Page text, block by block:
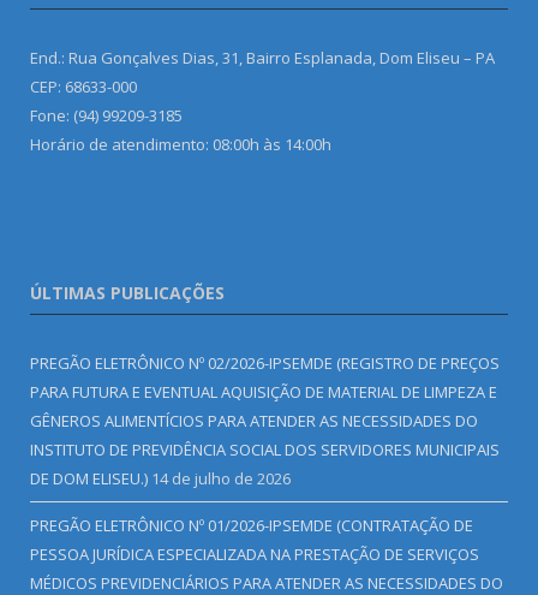
End.: Rua Gonçalves Dias, 31, Bairro Esplanada, Dom Eliseu – PA
CEP: 68633-000
Fone: (94) 99209-3185
Horário de atendimento: 08:00h às 14:00h
ÚLTIMAS PUBLICAÇÕES
PREGÃO ELETRÔNICO Nº 02/2026-IPSEMDE (REGISTRO DE PREÇOS
PARA FUTURA E EVENTUAL AQUISIÇÃO DE MATERIAL DE LIMPEZA E
GÊNEROS ALIMENTÍCIOS PARA ATENDER AS NECESSIDADES DO
INSTITUTO DE PREVIDÊNCIA SOCIAL DOS SERVIDORES MUNICIPAIS
DE DOM ELISEU.) 14 de julho de 2026
PREGÃO ELETRÔNICO Nº 01/2026-IPSEMDE (CONTRATAÇÃO DE
PESSOA JURÍDICA ESPECIALIZADA NA PRESTAÇÃO DE SERVIÇOS
MÉDICOS PREVIDENCIÁRIOS PARA ATENDER AS NECESSIDADES DO